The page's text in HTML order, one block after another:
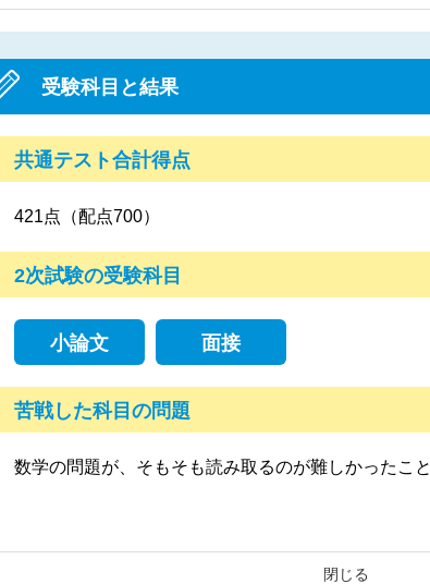
受験科目と結果
共通テスト合計得点
421点（配点700）
2次試験の受験科目
小論文 面接
苦戦した科目の問題
数学の問題が、そもそも読み取るのが難しかったこと
閉じる